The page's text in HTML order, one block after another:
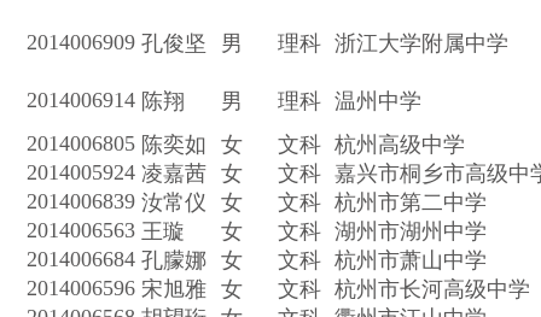
2014006909 孔俊坚 男 理科 浙江大学附属中学
2014006914 陈翔 男 理科 温州中学
2014006805 陈奕如 女 文科 杭州高级中学
2014005924 凌嘉茜 女 文科 嘉兴市桐乡市高级中
2014006839 汝常仪 女 文科 杭州市第二中学
2014006563 王璇 女 文科 湖州市湖州中学
2014006684 孔朦娜 女 文科 杭州市萧山中学
2014006596 宋旭雅 女 文科 杭州市长河高级中学